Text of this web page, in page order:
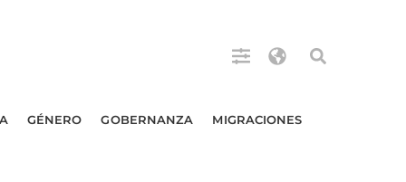
GÉNERO GOBERNANZA MIGRACIONES